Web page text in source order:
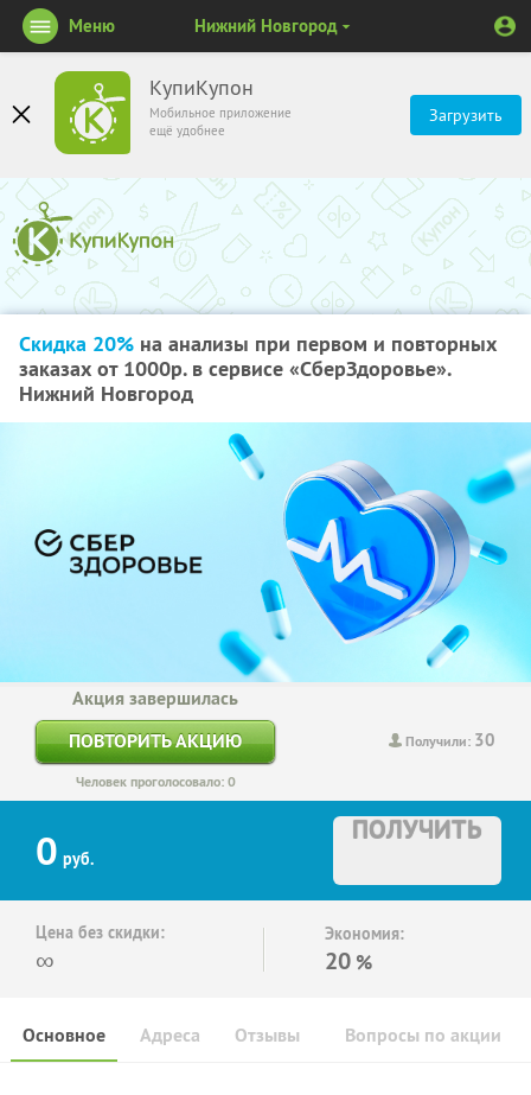
КупиКупон
Мобильное приложение
ещё удобнее
Загрузить
Меню Нижний Новгород
Скидка 20% на анализы при первом и повторных
заказах от 1000р. в сервисе «СберЗдоровье».
Нижний Новгород
Получили: 30
Акция завершилась
ПОВТОРИТЬ АКЦИЮ
Человек проголосовало: 0
0 руб.
ПОЛУЧИТЬ
Цена без скидки:
∞
Экономия:
20 %
Основное Отзывы Вопросы по акции
Адреса